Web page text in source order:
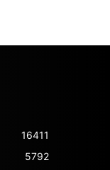
16411
5792